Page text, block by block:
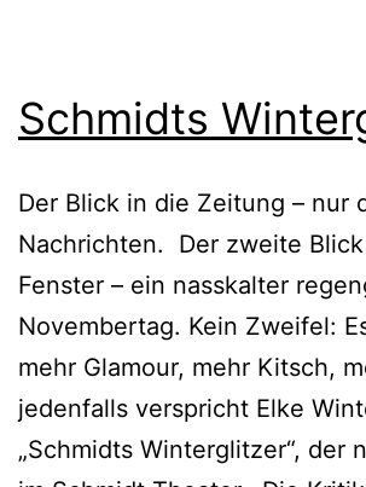
Schmidts
Der Blick in die Zeitung – nur
Nachrichten. Der zweite
Fenster – ein nasskalter
Novembertag. Kein Zweifel:
mehr Glamour, mehr Kitsch,
jedenfalls verspricht Elke
„Schmidts Winterglitzer“, der